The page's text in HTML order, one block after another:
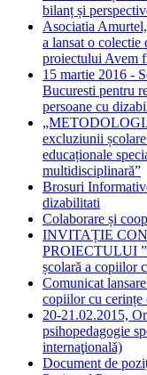
bilanț și
Asociatia
a lansat o
proiectului Avem
15 martie 2016 -
Bucuresti pentru
persoane cu
excluziunii
educaționale
multidisciplinară”
Brosuri
dizabilitati
Colaborare și
INVITAȚIE
PROIECTULUI
școlară a copiilor
Comunicat
copiilor cu cerințe
20-21.02.2015,
psihopedagogie
internaţională)
Document de